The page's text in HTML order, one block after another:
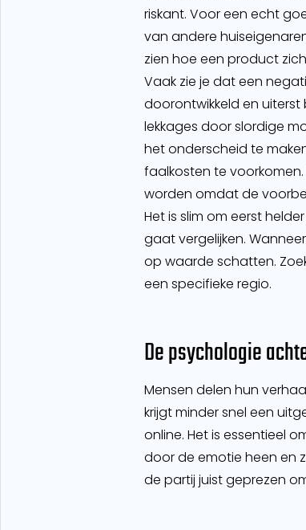
riskant. Voor een echt
van andere
zien hoe een product
Vaak zie je dat een
doorontwikkeld en
lekkages door slordige
het onderscheid te
faalkosten te
worden omdat de
Het is slim om eerst
gaat vergelijken.
op waarde schatten.
een specifieke regio.
De psychologie
Mensen delen hun
krijgt minder snel een
online. Het is essentieel
door de emotie heen en
de partij juist geprezen